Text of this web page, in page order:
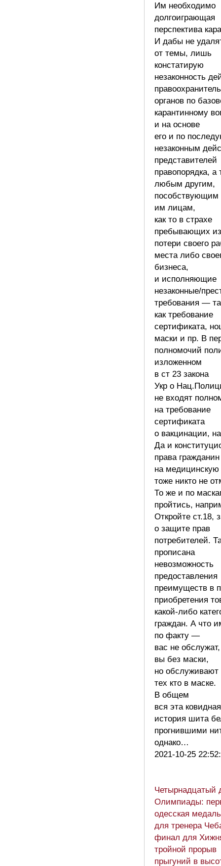
Им необходимо
долгоиграющая
перспектива
И дабы не
от темы, лишь
констатирую
незаконность
органов по
карантинному
и на основе
его и по
незаконным
представителей
правопорядка, а
любым другим,
пособствующим
им лицам,
как то в страхе
пребывающих
потери своего
места либо
бизнеса,
и исполняющие
незаконные/
требования —
как требование
сертификата,
маски и пр. В
полномочий
изложенном
в ст 23 закона
Укр о
не входят
на требование
сертификата
о вакцинации,
Да и
права гражданин
на медицинскую
тоже никто не
То же и по
пройтись,
Откройте ст.18,
о защите прав
потребителей.
прописана
невозможность
предоставления
преимуществ в
приобретения
какой-либо
граждан. А что
по факту —
вас не
вы без маски,
но обслуживают
тех кто в маске.
В общем
вся эта ковидная
история шита
прогнившими
однако…
2021-10-25
Четырнадцатый
Олимпиады:
одесская
для тренера
финал для
тройной прорыв
прыгуний в